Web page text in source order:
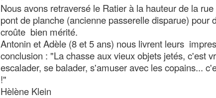
Nous avons retraversé le Ratier à la hauteur de la
pont de planche (ancienne passerelle disparue) pour
croûte bien mérité.
Antonin et Adèle (8 et 5 ans) nous livrent leurs
conclusion : "La chasse aux vieux objets jetés, c'est
escalader, se balader, s'amuser avec les copains...
!"
Hèlène Klein